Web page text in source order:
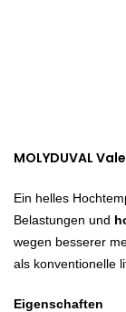
MOLYDUVAL
Ein helles
Belastungen und
wegen besserer
als konventionelle
Eigenschaften